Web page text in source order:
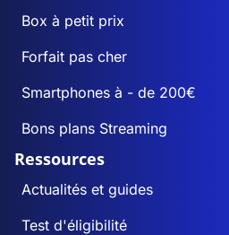
Box à petit prix
Forfait pas cher
Smartphones à - de 200€
Bons plans Streaming
Ressources
Actualités et guides
Test d'éligibilité